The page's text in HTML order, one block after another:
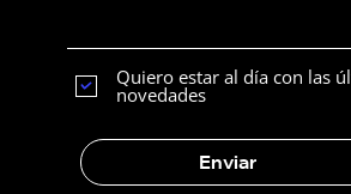
Enviar
Quiero estar al día con las
novedades